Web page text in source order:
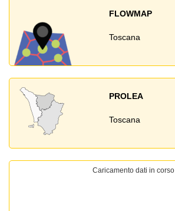
FLOWMAP
Toscana
PROLEA
Toscana
Caricamento dati in corso